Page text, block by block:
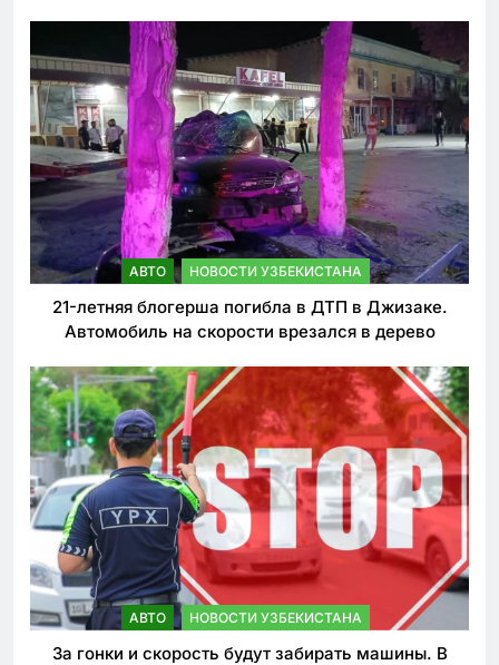
АВТО НОВОСТИ УЗБЕКИСТАНА
21-летняя блогерша погибла в ДТП в Джизаке.
Автомобиль на скорости врезался в дерево
АВТО НОВОСТИ УЗБЕКИСТАНА
За гонки и скорость будут забирать машины. В